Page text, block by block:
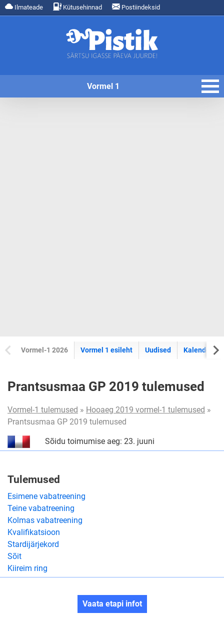
Ilmateade Kütusehinnad Postiindeksid
Vormel 1
Vormel-1 2026 Vormel 1 esileht Uudised Kalender
Prantsusmaa GP 2019 tulemused
Vormel-1 tulemused » Hooaeg 2019 vormel-1 tulemused »
Prantsusmaa GP 2019 tulemused
Sõidu toimumise aeg: 23. juuni
Tulemused
Esimene vabatreening
Teine vabatreening
Kolmas vabatreening
Kvalifikatsioon
Stardijärjekord
Sõit
Kiireim ring
Vaata etapi infot